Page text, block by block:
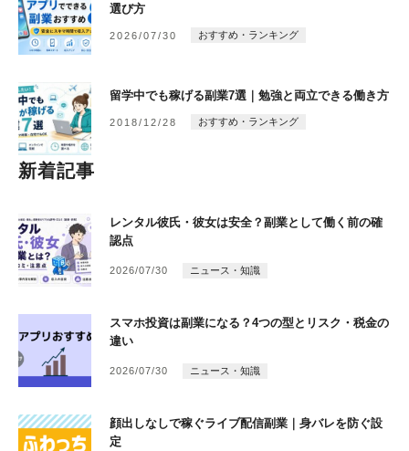
選び方
2026/07/30 おすすめ・ランキング
留学中でも稼げる副業7選｜勉強と両立できる働き方
2018/12/28 おすすめ・ランキング
新着記事
レンタル彼氏・彼女は安全？副業として働く前の確
認点
2026/07/30 ニュース・知識
スマホ投資は副業になる？4つの型とリスク・税金の
違い
2026/07/30 ニュース・知識
顔出しなしで稼ぐライブ配信副業｜身バレを防ぐ設
定